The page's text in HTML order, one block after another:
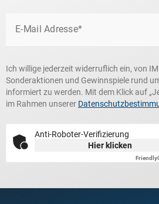
E-Mail Adresse*
Ich willige jederzeit widerruflich ein, von
Sonderaktionen und Gewinnspiele rund
informiert zu werden. Mit dem Klick auf
im Rahmen unserer
Anti-Roboter-Verifizierung
Hier klicken
Friendly